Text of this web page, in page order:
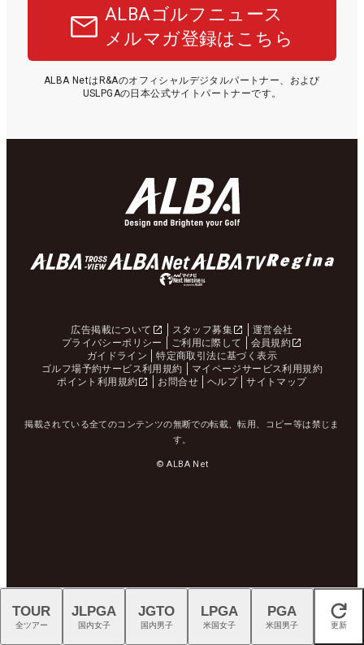
ALBAゴルフニュース
メルマガ登録はこちら
ALBA NetはR&Aのオフィシャルデジタルパートナー、および
USLPGAの日本公式サイトパートナーです。
広告掲載について スタッフ募集
運営会社
プライバシーポリシー
ご利用に際して
会員規約
ガイドライン
特定商取引法に基づく表示
ゴルフ場予約サービス利用規約
マイページサービス利用規約
ポイント利用規約
お問合せ ヘルプ サイトマップ
掲載されている全てのコンテンツの無断での転載、転用、コピー等は禁じま
す。
© ALBA Net
閉じる
TOUR
全ツアー
JLPGA
国内女子
JGTO
国内男子
LPGA
米国女子
PGA
米国男子 更新